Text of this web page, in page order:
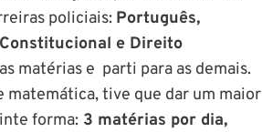
policiais: Português,
e Direito
matérias e parti para as demais.
matemática, tive que dar um maior
forma: 3 matérias por dia,